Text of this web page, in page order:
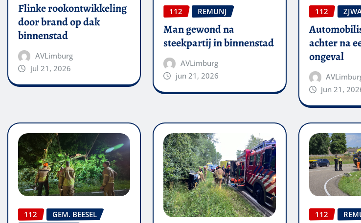
Flinke rookontwikkeling
door brand op dak
binnenstad
AVLimburg
jul 21, 2026
112 REMUNJ
Man gewond na
steekpartij in binnenstad
AVLimburg
jun 21, 2026
112
achter na
ongeval
jun 21,
112
GEM. BEESEL
112